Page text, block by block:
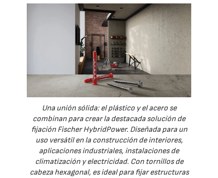
Una unión sólida: el plástico y el acero se
combinan para crear la destacada solución de
fijación Fischer HybridPower. Diseñada para un
uso versátil en la construcción de interiores,
aplicaciones industriales, instalaciones de
climatización y electricidad. Con tornillos de
cabeza hexagonal, es ideal para fijar estructuras